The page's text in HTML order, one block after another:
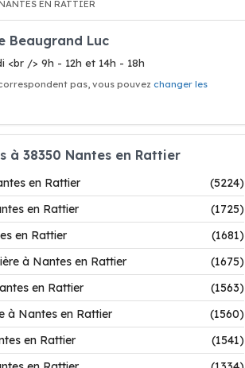
EN RATTIER
Beaugrand Luc
<br /> 9h - 12h et 14h - 18h
pas, vous pouvez changer les
à 38350 Nantes en Rattier
en Rattier
(5224)
en Rattier
(1725)
en Rattier
(1681)
à Nantes en Rattier
(1675)
en Rattier
(1563)
à Nantes en Rattier
(1560)
en Rattier
(1541)